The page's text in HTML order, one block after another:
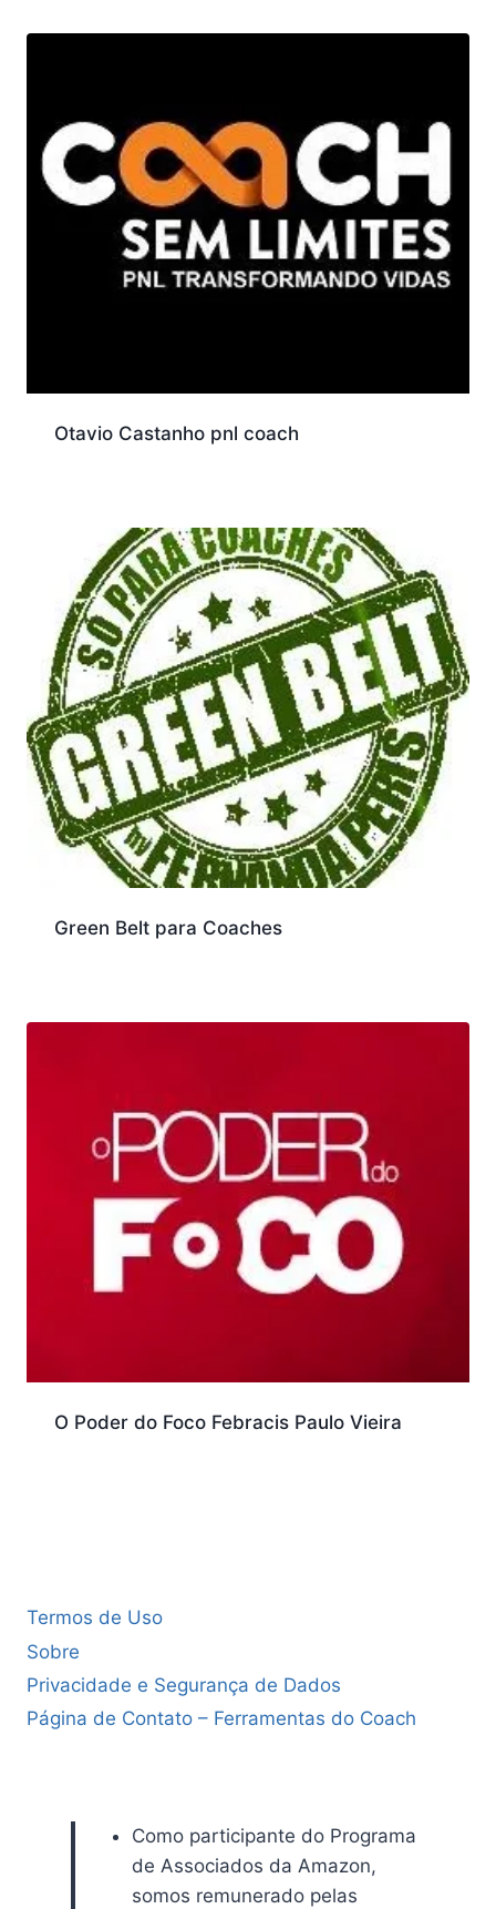
Otavio Castanho pnl coach
Green Belt para Coaches
O Poder do Foco Febracis Paulo Vieira
Termos de Uso
Sobre
Privacidade e Segurança de Dados
Página de Contato – Ferramentas do Coach
Como participante do Programa
de Associados da Amazon,
somos remunerado pelas